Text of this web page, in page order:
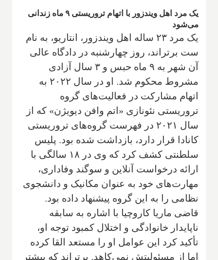
یک مرد اهل ویندزور با اتهام تروریستی ۹ ماه زندانی
می‌شود
یک مرد ۲۳ ساله اهل ویندزور، انتاریو، به نام
ست برتراند، روز چهارشنبه در دادگاه عالی
آن شهر به ۹ ماه حبس و ۳ سال آزادی
مشروط محکوم شد. او در سال ۲۰۲۲ به
اتهام مشارکت در فعالیت‌های گروه
تروریستی نئونازی «اتم وافن دیویژن» که از
سال ۲۰۲۱ در فهرست گروه‌های تروریستی
کانادا قرار دارد، بازداشت شده بود. پلیس
سلطنتی کشف کرد که وی در ۱۸ سالگی با
ارائه درخواست آنلاین و سوگند وفاداری،
مهارت‌های خود به عنوان مکانیک و دانشجوی
نظامی را به این گروه پیشنهاد داده بود.
قاضی ماریا کاروچیا با اشاره به سابقه
ناپایدار خانوادگی و اختلال کمبود توجه او،
تأکید کرد این عوامل او را مستعد القا کرده
اما از مسئولیتش نمی‌کاهد. برتراند که پیشتر